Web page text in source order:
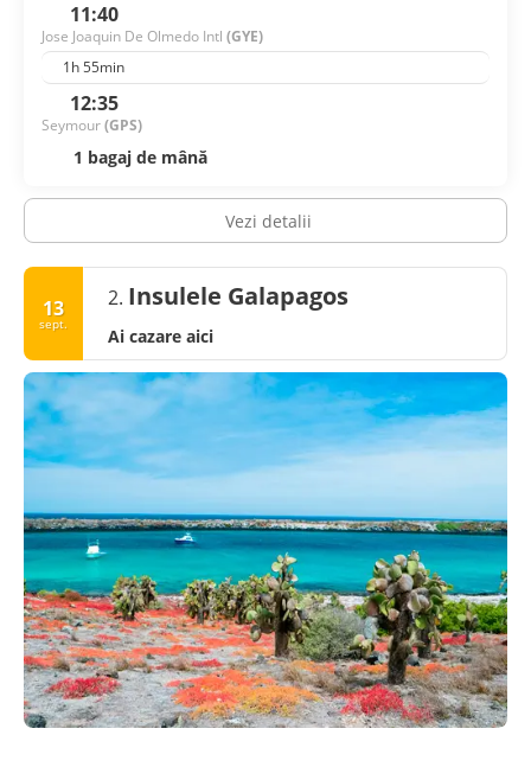
11:40
Jose Joaquin De Olmedo Intl (GYE)
1h 55min
12:35
Seymour(GPS)
1 bagaj de mână
Vezi detalii
13
sept.
2. Insulele Galapagos
Ai cazare aici